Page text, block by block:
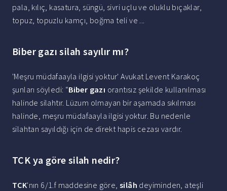
pala, kılıç, kasatura, süngü, sivri uçlu ve oluklu bıçaklar,
topuz, topuzlu kamçı, boğma teli ve ...
Biber gazı silah sayılır mı?
'Meşru müdafaayla ilgisi yoktur' Avukat Levent Karakoç
şunları söyledi: “Biber gazı orantısız şekilde kullanılması
halinde silahtır. Lüzum olmayan bir aşamada sıkılması
halinde, meşru müdafaayla ilgisi yoktur. Bu nedenle
silahtan sayıldığı için de direkt hapis cezası vardır.
TCK ya göre silah nedir?
TCK'nın 6/1.f maddesine göre,silâh deyiminden, ateşli